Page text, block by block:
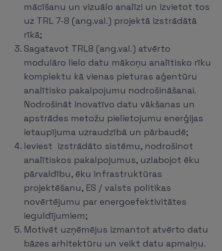
mācīšanu un vizuālo analīzi un izvietot tos
uz TRL 7-8 (ang.val.) projektā izstrādātā
rīkā;
Sagatavot TRL8 (ang.val.) atvērto
modulāro lielo datu mākoņu analītisko rīku
komplektu kā vienas pieturas aģentūru
analītisko pakalpojumu nodrošināšanai.
Nodrošināt inovatīvo datu vākšanas un
apstrādes metožu pielietojumu enerģijas
ietaupījuma uzraudzībā un pārbaudē;
Ieviest izstrādāto sistēmu, nodrošinot
analītiskos pakalpojumus, uzlabojot ēku
pārvaldību, ēku infrastruktūras
projektēšanu, ES / valsts politikas
novērtējumu par energoefektivitātes
ieguldījumiem;
Motivēt uzņēmējus izmantot atvērto datu
bāzes arhitektūru un veikt datu apmaiņu.